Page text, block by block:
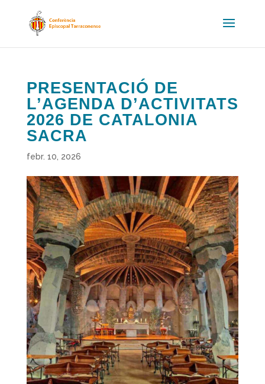
PRESENTACIÓ DE
L’AGENDA D’ACTIVITATS
2026 DE CATALONIA
SACRA
febr. 10, 2026